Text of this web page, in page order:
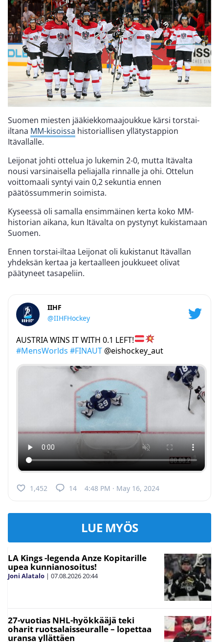
Suomen miesten jääkiekkomaajoukkue kärsi torstai-
iltana MM-kisoissa historiallisen yllätystappion
Itävallalle.
Leijonat johti ottelua jo lukemin 2-0, mutta Itävalta
nousi varsinaisella peliajalla rinnalle ja ohi. Ottelun
voittomaali syntyi vain 0,2 sekuntia ennen
päätössummerin soimista.
Kyseessä oli samalla ensimmäinen kerta koko MM-
historian aikana, kun Itävalta on pystynyt kukistamaan
Suomen.
Ennen torstai-iltaa Leijonat oli kukistanut Itävallan
yhdeksän kertaa ja kertaalleen joukkueet olivat
päätyneet tasapeliin.
IIHF
@IIHFHockey
AUSTRIA WINS IT WITH 0.1 LEFT!
#MensWorlds #FINAUT @eishockey_aut
1,452 14 4:48 PM · May 16, 2024
LUE MYÖS
LA Kings -legenda Anze Kopitarille
upea kunnianosoitus!
Joni Alatalo | 07.08.202620:44
27-vuotias NHL-hyökkääjä teki
oharit ruotsalaisseuralle – lopettaa
uransa yllättäen